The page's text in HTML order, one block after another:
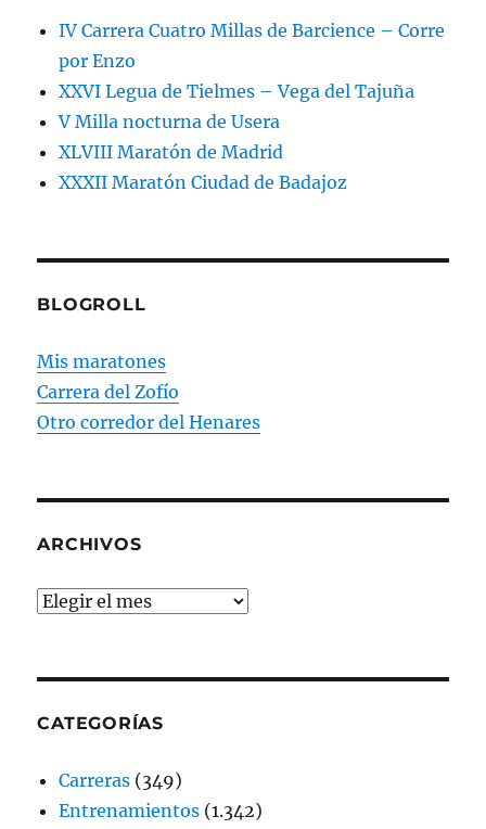
IV Carrera Cuatro Millas de Barcience – Corre
por Enzo
XXVI Legua de Tielmes – Vega del Tajuña
V Milla nocturna de Usera
XLVIII Maratón de Madrid
XXXII Maratón Ciudad de Badajoz
BLOGROLL
Mis maratones
Carrera del Zofío
Otro corredor del Henares
ARCHIVOS
Archivos
CATEGORÍAS
Carreras (349)
Entrenamientos (1.342)